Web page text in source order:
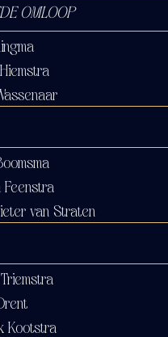
OMLOOP
van Straten
Kootstra